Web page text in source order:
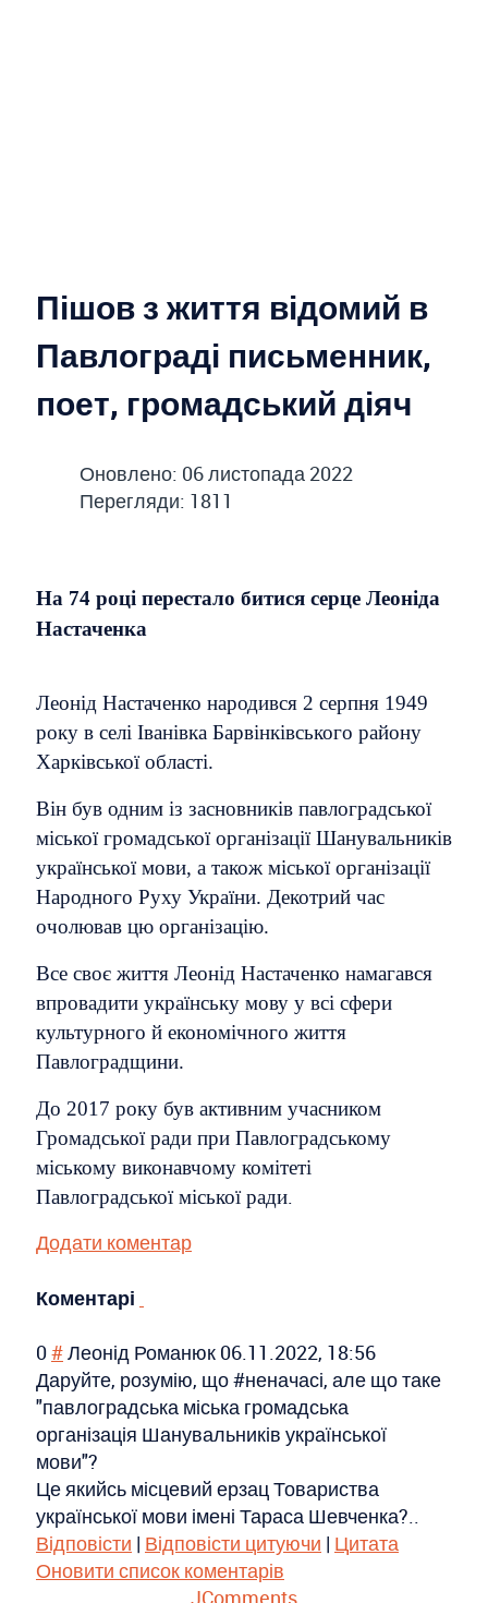
Пішов з життя відомий в
Павлограді письменник,
поет, громадський діяч
Оновлено: 06 листопада 2022
Перегляди: 1811
На 74 році перестало битися серце Леоніда
Настаченка
Леонід Настаченко народився 2 серпня 1949
року в селі Іванівка Барвінківського району
Харківської області.
Він був одним із засновників павлоградської
міської громадської організації Шанувальників
української мови, а також міської організації
Народного Руху України. Декотрий час
очолював цю організацію.
Все своє життя Леонід Настаченко намагався
впровадити українську мову у всі сфери
культурного й економічного життя
Павлоградщини.
До 2017 року був активним учасником
Громадської ради при Павлоградському
міському виконавчому комітеті
Павлоградської міської ради.
Додати коментар
Коментарі
0#Леонід Романюк 06.11.2022, 18:56
Даруйте, розумію, що #неначасі, але що таке
"павлоградська міська громадська
організація Шанувальників української
мови"?
Це якийсь місцевий ерзац Товариства
української мови імені Тараса Шевченка?..
Відповісти | Відповісти цитуючи | Цитата
Оновити список коментарів
JComments